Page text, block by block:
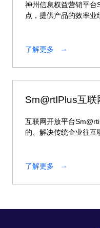
神州信息权益营销平台
点，提供产品的效率业
了解更多
Sm@rtIPlus互联
互联网开放平台
的、解决传统企业往互
了解更多